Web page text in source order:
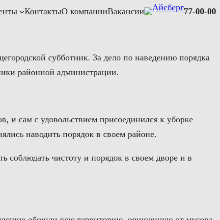
КонтактыО компанииВакансии 77-00-00
субботник. За дело по наведению порядка
районной администрации.
и сам с удовольствием присоединился к уборке
наводить порядок в своем районе.
соблюдать чистоту и порядок в своем дворе и в